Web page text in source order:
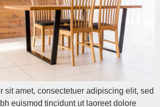
sit amet, consectetuer adipiscing elit, sed
euismod tincidunt ut laoreet dolore